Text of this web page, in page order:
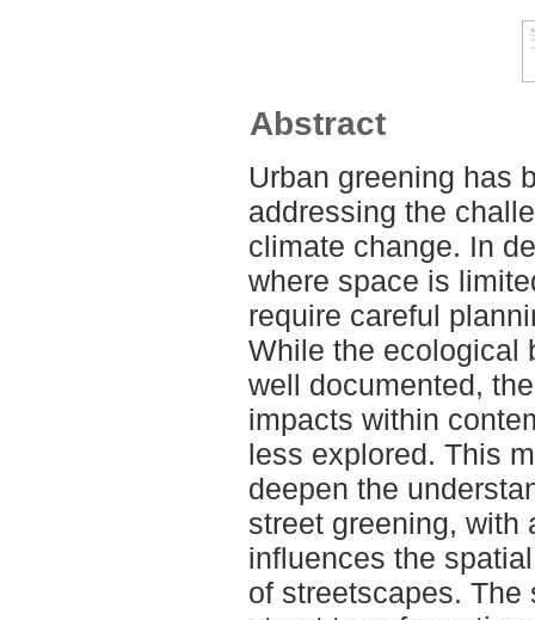
Abstract
Urban greening has
addressing the
climate change. In
where space is
require careful
While the ecological
well documented,
impacts within
less explored. This
deepen the
street greening, with
influences the
of streetscapes.